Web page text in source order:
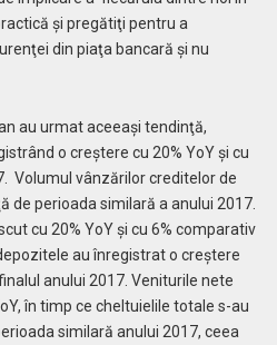
şi pregătiţi pentru a
din piaţa bancară şi nu
au urmat aceeaşi tendinţă,
o creştere cu 20% YoY şi cu
Volumul vânzărilor creditelor de
de perioada similară a anului 2017.
cu 20% YoY şi cu 6% comparativ
au înregistrat o creştere
anului 2017. Veniturile nete
în timp ce cheltuielile totale s-au
similară anului 2017, ceea